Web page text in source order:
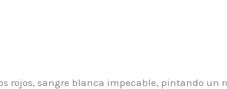
rojos, sangre blanca impecable, pintando un